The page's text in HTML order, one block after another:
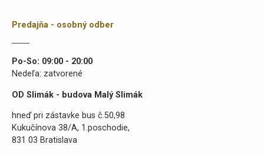
Predajňa - osobný odber
Po-So: 09:00 - 20:00
Nedeľa: zatvorené
OD Slimák - budova Malý Slimák
hneď pri zástavke bus č.50,98
Kukučínova 38/A, 1.poschodie,
831 03 Bratislava